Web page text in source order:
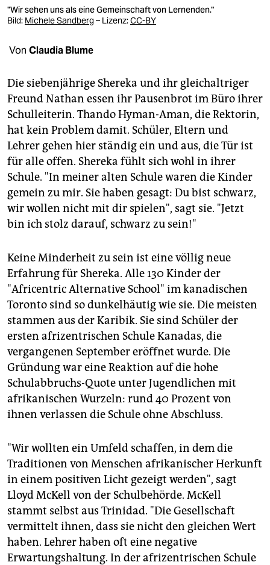
verlag
shop
fragen & hilfe
unterstützen
abo
genossenschaft
epaper login
"Wir sehen uns als eine Gemeinschaft von Lernenden."
Bild: Michele Sandberg– Lizenz:CC-BY
Von Claudia Blume
Die siebenjährige Shereka und ihr gleichaltriger
Freund Nathan essen ihr Pausenbrot im Büro ihrer
Schulleiterin. Thando Hyman-Aman, die Rektorin,
hat kein Problem damit. Schüler, Eltern und
Lehrer gehen hier ständig ein und aus, die Tür ist
für alle offen. Shereka fühlt sich wohl in ihrer
Schule. "In meiner alten Schule waren die Kinder
gemein zu mir. Sie haben gesagt: Du bist schwarz,
wir wollen nicht mit dir spielen", sagt sie. "Jetzt
bin ich stolz darauf, schwarz zu sein!"
Keine Minderheit zu sein ist eine völlig neue
Erfahrung für Shereka. Alle 130 Kinder der
"Africentric Alternative School" im kanadischen
Toronto sind so dunkelhäutig wie sie. Die meisten
stammen aus der Karibik. Sie sind Schüler der
ersten afrizentrischen Schule Kanadas, die
vergangenen September eröffnet wurde. Die
Gründung war eine Reaktion auf die hohe
Schulabbruchs-Quote unter Jugendlichen mit
afrikanischen Wurzeln: rund 40 Prozent von
ihnen verlassen die Schule ohne Abschluss.
"Wir wollten ein Umfeld schaffen, in dem die
Traditionen von Menschen afrikanischer Herkunft
in einem positiven Licht gezeigt werden", sagt
Lloyd McKell von der Schulbehörde. McKell
stammt selbst aus Trinidad. "Die Gesellschaft
vermittelt ihnen, dass sie nicht den gleichen Wert
haben. Lehrer haben oft eine negative
Erwartungshaltung. In der afrizentrischen Schule